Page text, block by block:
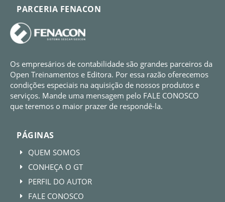
PARCERIA FENACON
Os empresários de contabilidade são grandes parceiros da
Open Treinamentos e Editora. Por essa razão oferecemos
condições especiais na aquisição de nossos produtos e
serviços. Mande uma mensagem pelo FALE CONOSCO
que teremos o maior prazer de respondê-la.
PÁGINAS
E QUEM SOMOS
E CONHEÇA O GT
E PERFIL DO AUTOR
E FALE CONOSCO